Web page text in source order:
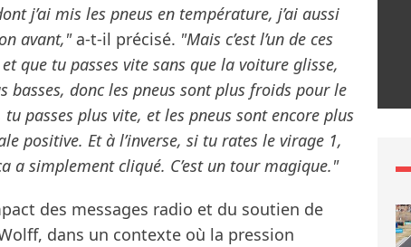
j’ai mis les pneus en température, j’ai aussi
avant,"a-t-il précisé. "Mais c’est l’un de ces
que tu passes vite sans que la voiture glisse,
basses, donc les pneus sont plus froids pour le
passes plus vite, et les pneus sont encore plus
positive. Et à l’inverse, si tu rates le virage 1,
a simplement cliqué. C’est un tour magique."
des messages radio et du soutien de
dans un contexte où la pression